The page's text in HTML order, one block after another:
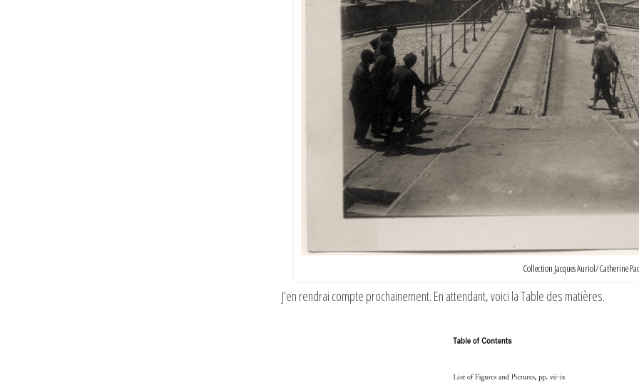
Collection Jacques Auriol/Catherine
J’en rendrai compte prochainement. En attendant, voici la Table des matières.